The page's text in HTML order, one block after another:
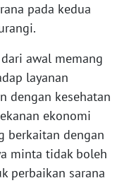
pada kedua
dari awal memang
layanan
dengan kesehatan
ekonomi
berkaitan dengan
minta tidak boleh
perbaikan sarana